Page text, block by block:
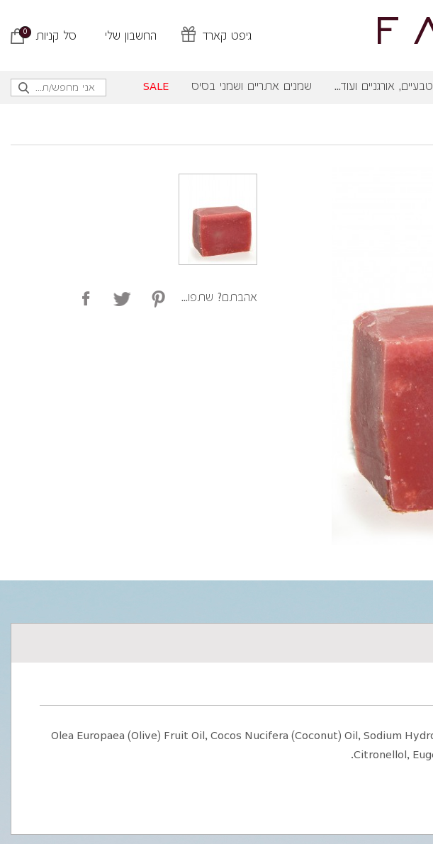
סל קניות 0 החשבון שלי גיפט קארד
אורגניים ועוד... שמנים אתריים ושמני בסיס SALE
אהבתם? שתפו...
Olea Europaea (Olive) Fruit Oil, Cocos Nucifera (Coconut) Oil, Sodium
Citronellol,